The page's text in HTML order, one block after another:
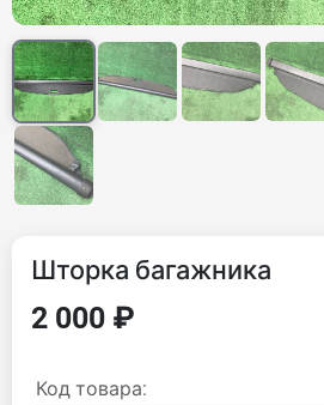
Шторка багажника
2 000 ₽
Код товара: